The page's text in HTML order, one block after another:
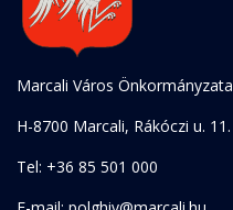
Marcali Város Önkormányzata
H-8700 Marcali, Rákóczi u. 11.
Tel: +36 85 501 000